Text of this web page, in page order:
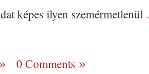
képes ilyen szemérmetlenül
0 Comments